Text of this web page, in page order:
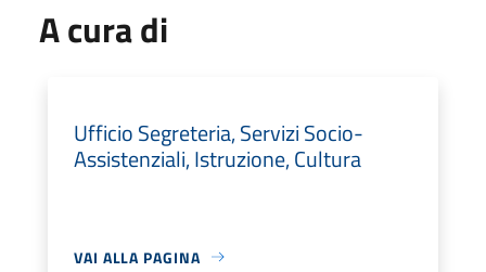
A cura di
Ufficio Segreteria, Servizi Socio-
Assistenziali, Istruzione, Cultura
VAI ALLA PAGINA